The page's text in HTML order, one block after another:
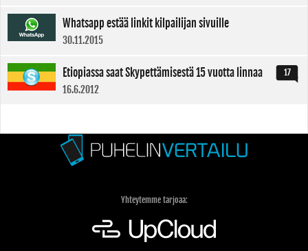
Whatsapp estää linkit kilpailijan sivuille
30.11.2015
17
Etiopiassa saat Skypettämisestä 15 vuotta linnaa
16.6.2012
Yhteytemme tarjoaa: